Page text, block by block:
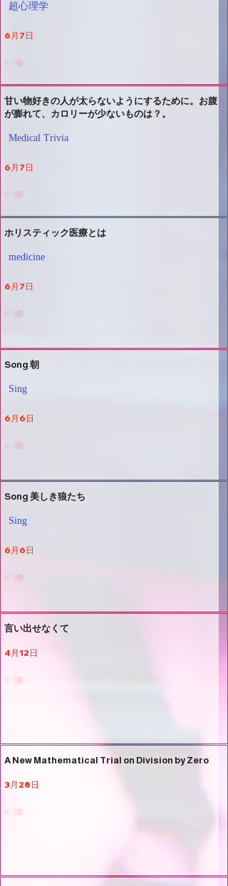
超心理学
6月7日
甘い物好きの人が太らないようにするために。お腹
が膨れて、カロリーが少ないものは？。
Medical Trivia
6月7日
ホリスティック医療とは
medicine
6月7日
Song 朝
Sing
6月6日
Song 美しき狼たち
Sing
6月6日
言い出せなくて
4月12日
A New Mathematical Trial on Division by Zero
3月28日